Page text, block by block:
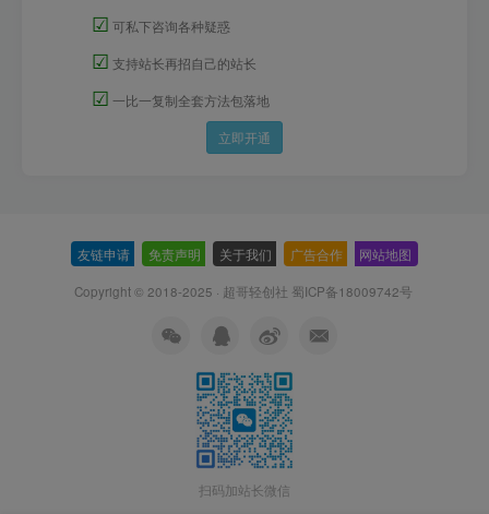
☑ 可私下咨询各种疑惑
☑ 支持站长再招自己的站长
☑ 一比一复制全套方法包落地
立即开通
友链申请 免责声明 关于我们 广告合作 网站地图
Copyright © 2018-2025 · 超哥轻创社 蜀ICP备18009742号
扫码加站长微信